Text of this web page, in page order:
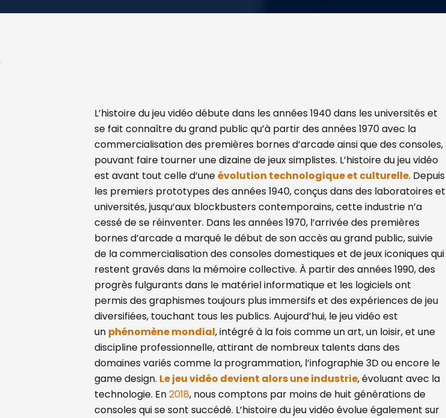
L’histoire du jeu vidéo débute dans les années 1940 dans les universités et
se fait connaître du grand public qu’à partir des années 1970 avec la
commercialisation des premières bornes d’arcade ainsi que des consoles,
pouvant faire tourner une dizaine de jeux simplistes. L’histoire du jeu vidéo
est avant tout celle d’uneévolution technologique et culturelle. Depuis
les premiers prototypes des années 1940, conçus dans des laboratoires et
universités, jusqu’aux blockbusters contemporains, cette industrie n’a
cessé de se réinventer. Dans les années 1970, l’arrivée des premières
bornes d’arcade a marqué le début de son accès au grand public, suivie
de la commercialisation des consoles domestiques et de jeux iconiques qui
restent gravés dans la mémoire collective. À partir des années 1990, des
progrès fulgurants dans le matériel informatique et les logiciels ont
permis des graphismes toujours plus immersifs et des expériences de jeu
diversifiées, touchant tous les publics. Aujourd’hui, le jeu vidéo est
un phénomène mondial, intégré à la fois comme un art, un loisir, et une
discipline professionnelle, attirant de nombreux talents dans des
domaines variés comme la programmation, l’infographie 3D ou encore le
game design. Le jeu vidéo devient alors une industrie, évoluant avec la
technologie. En2018, nous comptons par moins de huit générations de
consoles qui se sont succédé. L’histoire du jeu vidéo évolue également sur